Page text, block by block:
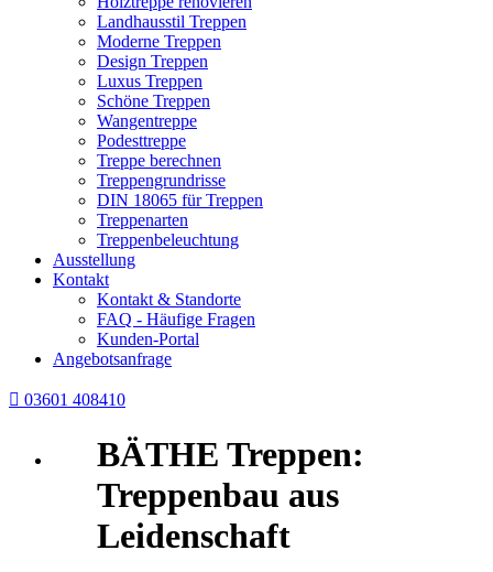
Landhausstil Treppen
Moderne Treppen
Design Treppen
Luxus Treppen
Schöne Treppen
Wangentreppe
Podesttreppe
Treppe berechnen
Treppengrundrisse
DIN 18065 für Treppen
Treppenarten
Treppenbeleuchtung
Ausstellung
Kontakt
Kontakt & Standorte
FAQ - Häufige Fragen
Kunden-Portal
Angebotsanfrage
 03601 408410
BÄTHE Treppen:
Treppenbau aus
Leidenschaft